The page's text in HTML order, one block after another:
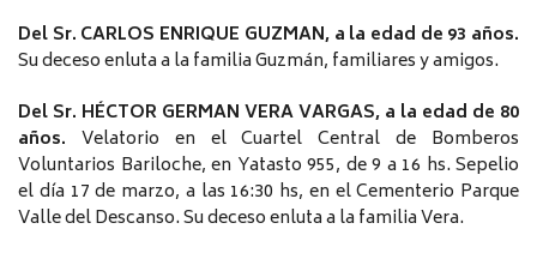
Del Sr. CARLOS ENRIQUE GUZMAN, a la edad de 93 años.
Su deceso enluta a la familia Guzmán, familiares y amigos.
Del Sr. HÉCTOR GERMAN VERA VARGAS, a la edad de 80
años. Velatorio en el Cuartel Central de Bomberos
Voluntarios Bariloche, en Yatasto 955, de 9 a 16 hs. Sepelio
el día 17 de marzo, a las 16:30 hs, en el Cementerio Parque
Valle del Descanso. Su deceso enluta a la familia Vera.